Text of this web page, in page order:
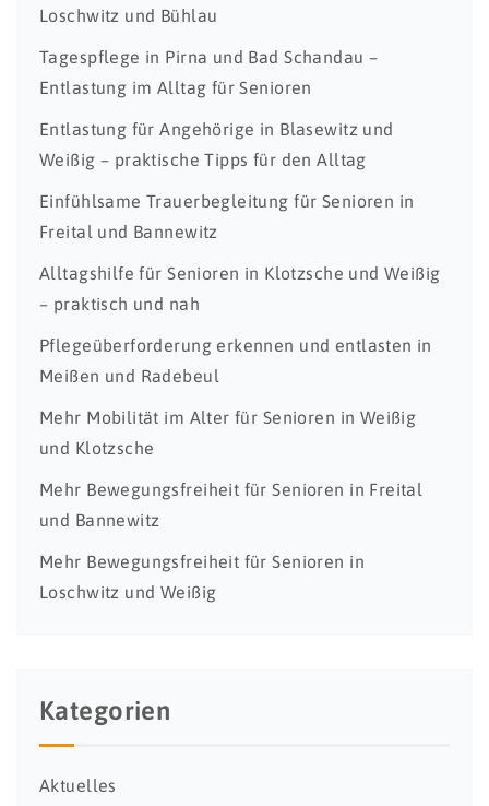
Loschwitz und Bühlau
Tagespflege in Pirna und Bad Schandau –
Entlastung im Alltag für Senioren
Entlastung für Angehörige in Blasewitz und
Weißig – praktische Tipps für den Alltag
Einfühlsame Trauerbegleitung für Senioren in
Freital und Bannewitz
Alltagshilfe für Senioren in Klotzsche und Weißig
– praktisch und nah
Pflegeüberforderung erkennen und entlasten in
Meißen und Radebeul
Mehr Mobilität im Alter für Senioren in Weißig
und Klotzsche
Mehr Bewegungsfreiheit für Senioren in Freital
und Bannewitz
Mehr Bewegungsfreiheit für Senioren in
Loschwitz und Weißig
Kategorien
Aktuelles